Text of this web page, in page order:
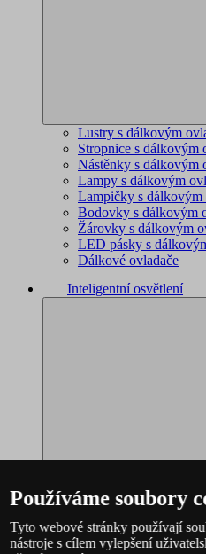
Lustry s dálkovým
Stropnice s dálkovým
Nástěnky s dálkovým
Lampy s dálkovým
Lampičky s dálkovým
Bodovky s dálkovým
Žárovky s dálkovým
LED pásky s
Dálkové ovladače
Inteligentní osvětlení
Používáme soubory
Tyto webové stránky používají
nástroje s cílem vylepšení